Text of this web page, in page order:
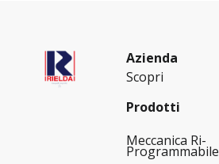
Azienda
Scopri
Prodotti
Meccanica Ri-
Programmabile